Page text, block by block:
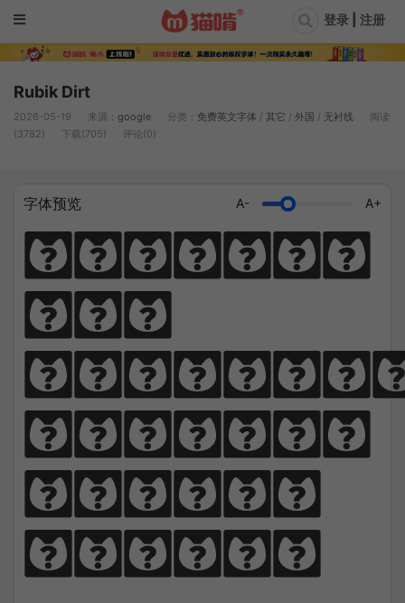
登录 | 注册
Rubik Dirt
2026-05-19 来源： google 分类： 免费英文字体 / 其它 / 外国 / 无衬线
阅读
(3782)
下载(705) 评论(0)
字体预览 A- A+
Diligen
ce
climbs;
perseve
rance
sails.